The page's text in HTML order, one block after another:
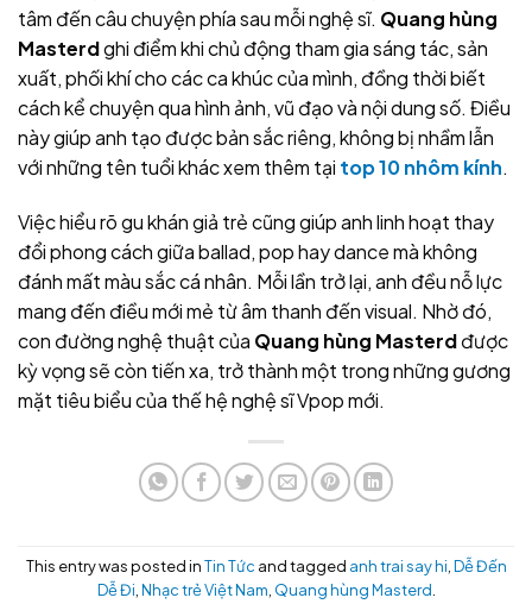
tâm đến câu chuyện phía sau mỗi nghệ sĩ. Quang hùng
Masterdghi điểm khi chủ động tham gia sáng tác, sản
xuất, phối khí cho các ca khúc của mình, đồng thời biết
cách kể chuyện qua hình ảnh, vũ đạo và nội dung số. Điều
này giúp anh tạo được bản sắc riêng, không bị nhầm lẫn
với những tên tuổi khác xem thêm tại top 10 nhôm kính.
Việc hiểu rõ gu khán giả trẻ cũng giúp anh linh hoạt thay
đổi phong cách giữa ballad, pop hay dance mà không
đánh mất màu sắc cá nhân. Mỗi lần trở lại, anh đều nỗ lực
mang đến điều mới mẻ từ âm thanh đến visual. Nhờ đó,
con đường nghệ thuật của Quang hùng Masterdđược
kỳ vọng sẽ còn tiến xa, trở thành một trong những gương
mặt tiêu biểu của thế hệ nghệ sĩ Vpop mới.
This entry was posted inTin Tức and tagged anh trai say hi Dễ Đến
Dễ Đi Nhạc trẻ Việt Nam Quang hùng Masterd